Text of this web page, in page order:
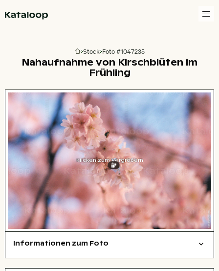
Zur Homepage
Stock Foto #1047235
Nahaufnahme von Kirschblüten im
Frühling
Klicken zum Vergrößern
Informationen zum Foto